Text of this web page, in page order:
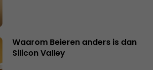
Waarom Beieren anders is dan
Silicon Valley